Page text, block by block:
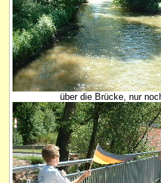
über die Brücke, nur noch